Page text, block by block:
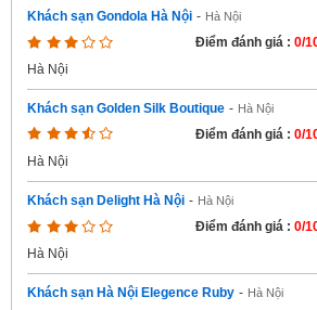
Khách sạn Gondola Hà Nội - Hà Nội
Điểm đánh giá : 0/
Hà Nội
Khách sạn Golden Silk Boutique - Hà Nội
Điểm đánh giá : 0/
Hà Nội
Khách sạn Delight Hà Nội - Hà Nội
Điểm đánh giá : 0/
Hà Nội
Khách sạn Hà Nội Elegence Ruby - Hà Nội